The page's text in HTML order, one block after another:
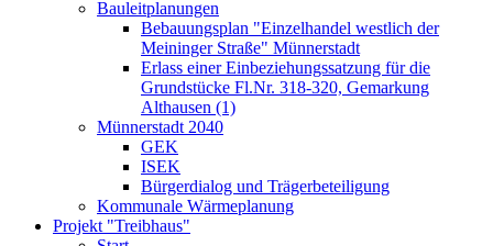
Bauleitplanungen
Bebauungsplan "Einzelhandel westlich der
Meininger Straße" Münnerstadt
Erlass einer Einbeziehungssatzung für die
Grundstücke Fl.Nr. 318-320, Gemarkung
Althausen (1)
Münnerstadt 2040
GEK
ISEK
Bürgerdialog und Trägerbeteiligung
Kommunale Wärmeplanung
Projekt "Treibhaus"